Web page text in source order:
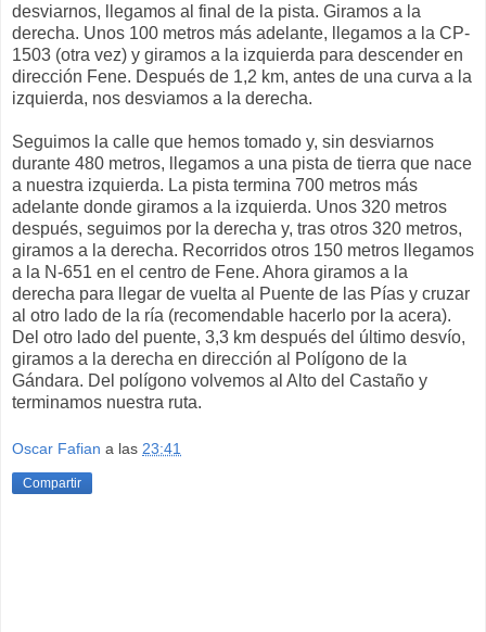
desviarnos, llegamos al final de la pista. Giramos a la
derecha. Unos 100 metros más adelante, llegamos a la CP-
1503 (otra vez) y giramos a la izquierda para descender en
dirección Fene. Después de 1,2 km, antes de una curva a la
izquierda, nos desviamos a la derecha.
Seguimos la calle que hemos tomado y, sin desviarnos
durante 480 metros, llegamos a una pista de tierra que nace
a nuestra izquierda. La pista termina 700 metros más
adelante donde giramos a la izquierda. Unos 320 metros
después, seguimos por la derecha y, tras otros 320 metros,
giramos a la derecha. Recorridos otros 150 metros llegamos
a la N-651 en el centro de Fene. Ahora giramos a la
derecha para llegar de vuelta al Puente de las Pías y cruzar
al otro lado de la ría (recomendable hacerlo por la acera).
Del otro lado del puente, 3,3 km después del último desvío,
giramos a la derecha en dirección al Polígono de la
Gándara. Del polígono volvemos al Alto del Castaño y
terminamos nuestra ruta.
Oscar Fafian a las 23:41
Compartir